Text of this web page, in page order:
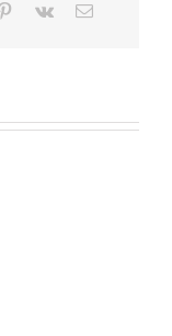
Pinterest
Vk Email